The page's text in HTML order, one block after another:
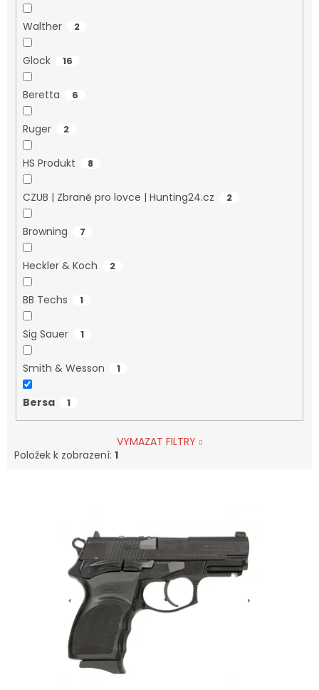
Walther 2
Glock 16
Beretta 6
Ruger 2
HS Produkt 8
CZUB | Zbraně pro lovce | Hunting24.cz 2
Browning 7
Heckler & Koch 2
BB Techs 1
Sig Sauer 1
Smith & Wesson 1
Bersa 1
VYMAZAT FILTRY
Položek k zobrazení: 1